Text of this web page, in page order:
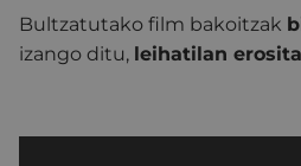
Bultzatutako film bakoitzak
izango ditu, leihatilan